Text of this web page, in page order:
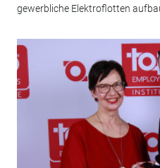
gewerbliche Elektroflotten